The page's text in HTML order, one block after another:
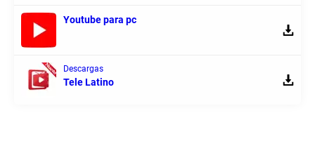
Youtube para pc
Descargas
Tele Latino